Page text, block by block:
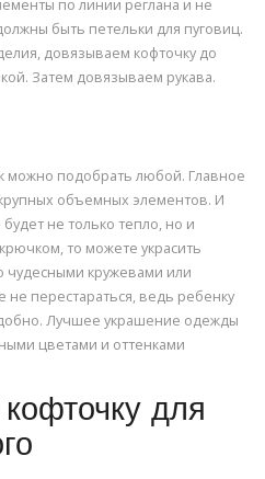
по линии реглана и не
быть петельки для пуговиц.
довязываем кофточку до
Затем довязываем рукава.
можно подобрать любой. Главное
объемных элементов. И
не только тепло, но и
то можете украсить
чудесными кружевами или
не перестараться, ведь ребенку
Лучшее украшение одежды
цветами и оттенками
для